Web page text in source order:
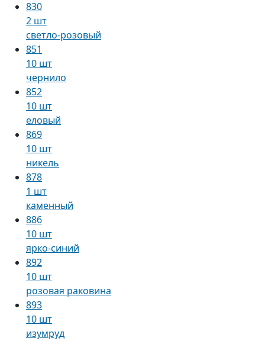
830
2 шт
светло-розовый
851
10 шт
чернило
852
10 шт
еловый
869
10 шт
никель
878
1 шт
каменный
886
10 шт
ярко-синий
892
10 шт
розовая раковина
893
10 шт
изумруд